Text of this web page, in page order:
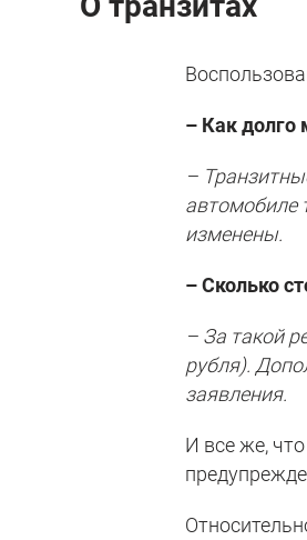
– Как долго
–
автомобиле
изменены.
– Сколько
– За такой
рубля).
заявления.
И все же,